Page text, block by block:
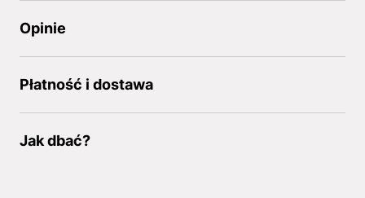
Opinie
Płatność i dostawa
Jak dbać?